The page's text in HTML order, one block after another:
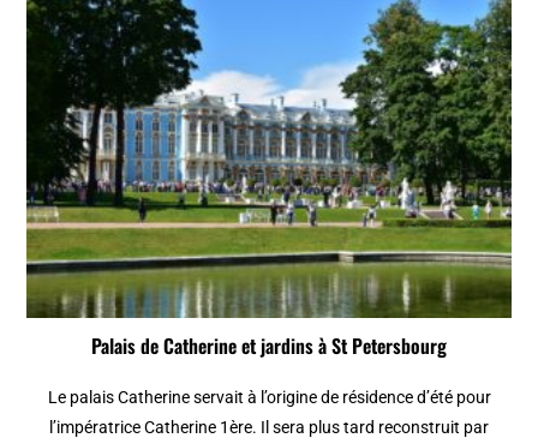
Palais de Catherine et jardins à St Petersbourg
Le palais Catherine servait à l’origine de résidence d’été pour
l’impératrice Catherine 1ère. Il sera plus tard reconstruit par